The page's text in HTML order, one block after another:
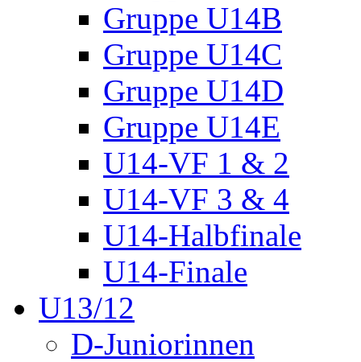
Gruppe U14B
Gruppe U14C
Gruppe U14D
Gruppe U14E
U14-VF 1 & 2
U14-VF 3 & 4
U14-Halbfinale
U14-Finale
U13/12
D-Juniorinnen